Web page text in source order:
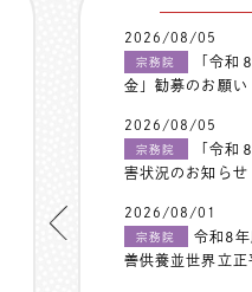
2026/08/05
宗務院
「令和
金」勧募のお願い
2026/08/05
宗務院
「令和
害状況のお知らせ
2026/08/01
宗務院
令和8
善供養並世界立正